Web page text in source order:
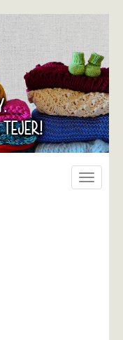
Toggle